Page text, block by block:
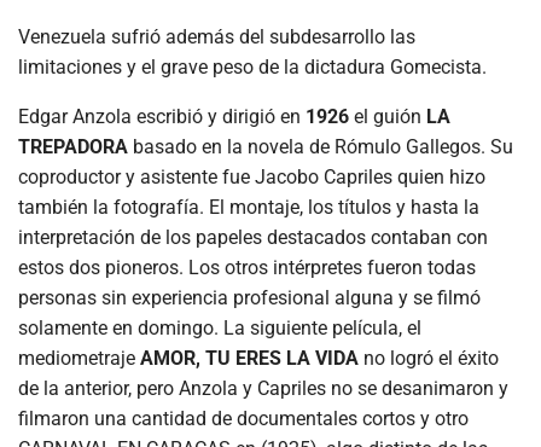
Venezuela sufrió además del subdesarrollo las
limitaciones y el grave peso de la dictadura Gomecista.
Edgar Anzola escribió y dirigió en 1926 el guión LA
TREPADORA basado en la novela de Rómulo Gallegos. Su
coproductor y asistente fue Jacobo Capriles quien hizo
también la fotografía. El montaje, los títulos y hasta la
interpretación de los papeles destacados contaban con
estos dos pioneros. Los otros intérpretes fueron todas
personas sin experiencia profesional alguna y se filmó
solamente en domingo. La siguiente película, el
mediometraje AMOR, TU ERES LA VIDA no logró el éxito
de la anterior, pero Anzola y Capriles no se desanimaron y
filmaron una cantidad de documentales cortos y otro